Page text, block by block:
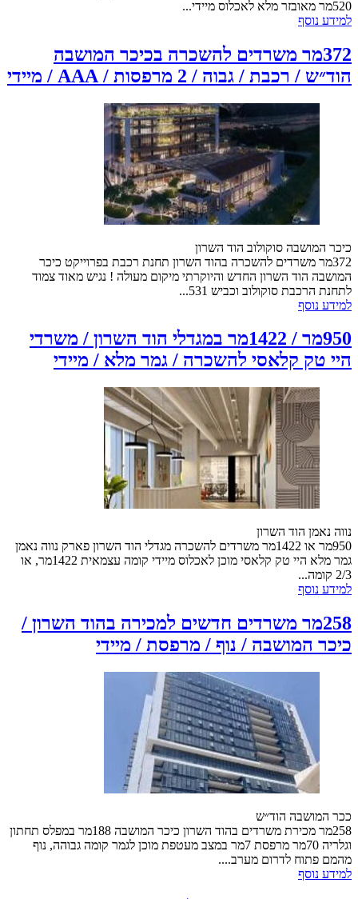
520מר מאובזר מלא לאכלוס מיידי...
למידע נוסף
372מר משרדים להשכרה בכיכר המושבה
הוד״ש / רכבת / גבוה / 2 מרפסות / AAA / מיידי
כיכר המושבה סוקולוב הוד השרון
372מר משרדים להשכרה בהוד השרון תחנת רכבת בפרוייקט כיכר
המושבה הוד השרון החדש והיוקרתי מיקום מעולה ! נגיש מאוד צמוד
לתחנת הרכבת סוקולוב וכביש 531...
למידע נוסף
950מר / 1422מר במגדלי הוד השרון / משרדי
היי טק קלאסי להשכרה / גמר מלא / מיידי
נווה נאמן הוד השרון
950מר או 1422מר משרדים להשכרה מגדלי הוד השרון פארק נווה נאמן
גמר מלא היי טק קלאסי מוכן לאכלוס מיידי קומה עצמאית 1422מר, או
2/3 קומה...
למידע נוסף
258מר משרדים חדשים למכירה בהוד השרון /
כיכר המושבה / נוף / מרפסת / מיידי
ככר המושבה הוד״ש
258מר מכירת משרדים בהוד השרון כיכר המושבה 188מר במפלס תחתון
וגלריה 70מר מרפסת 7מר במצב מעטפת מוכן לגמר קומה גבוהה, נוף
מהמם פתוח לדרום מערב....
למידע נוסף